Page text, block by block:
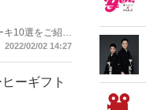
キ10選をご紹介
、どんなシーン
ついて、甘さ
後にはベイク
についても解
2022/02/02 14:27
ーギフト